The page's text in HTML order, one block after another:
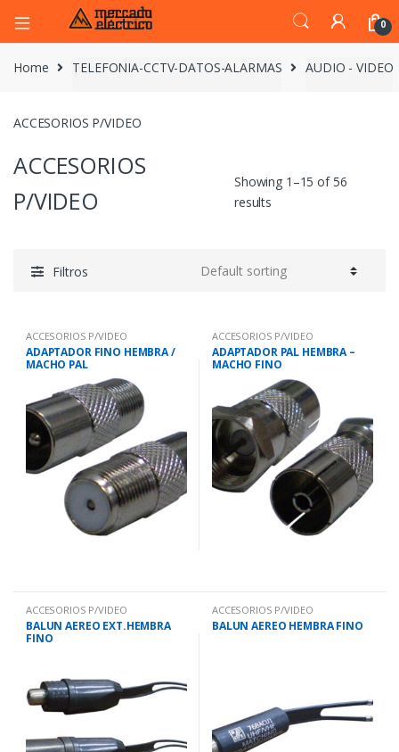
0
Home TELEFONIA-CCTV-DATOS-ALARMAS AUDIO - VIDEO
ACCESORIOS P/VIDEO
ACCESORIOS
P/VIDEO
Showing 1–15 of 56
results
Filtros
ACCESORIOS P/VIDEO
ADAPTADOR FINO HEMBRA /
MACHO PAL
ACCESORIOS P/VIDEO
ADAPTADOR PAL HEMBRA –
MACHO FINO
ACCESORIOS P/VIDEO
BALUN AEREO EXT.HEMBRA
FINO
ACCESORIOS P/VIDEO
BALUN AEREO HEMBRA FINO